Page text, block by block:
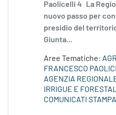
Paolicelli 4 La
nuovo passo per
presidio del
Giunta...
Aree Tematiche:
FRANCESCO
AGENZIA
IRRIGUE E
COMUNICATI